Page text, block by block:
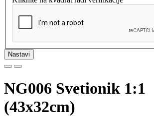
Nastavi
NG006 Svetionik 1:1
(43x32cm)